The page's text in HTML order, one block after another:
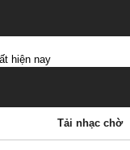
hiện nay
Tải nhạc chờ